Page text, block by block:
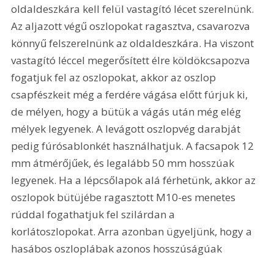
oldaldeszkára kell felül vastagító lécet szerelnünk.
Az aljazott végű oszlopokat ragasztva, csavarozva
könnyű felszerelnünk az oldaldeszkára. Ha viszont
vastagító léccel megerősített élre köldökcsapozva
fogatjuk fel az oszlopokat, akkor az oszlop
csapfészkeit még a ferdére vágása előtt fúrjuk ki,
de mélyen, hogy a bütük a vágás után még elég
mélyek legyenek. A levágott oszlopvég darabját
pedig fúrósablonkét használhatjuk. A facsapok 12
mm átmérőjűek, és legalább 50 mm hosszúak
legyenek. Ha a lépcsőlapok alá férhetünk, akkor az
oszlopok bütüjébe ragasztott M10-es menetes
rúddal fogathatjuk fel szilárdan a
korlátoszlopokat. Arra azonban ügyeljünk, hogy a
hasábos oszloplábak azonos hosszúságúak